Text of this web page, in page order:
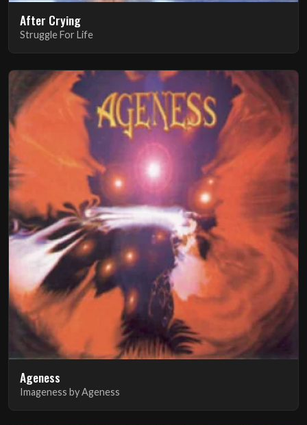
After Crying
Struggle For Life
Ageness
Imageness by Ageness